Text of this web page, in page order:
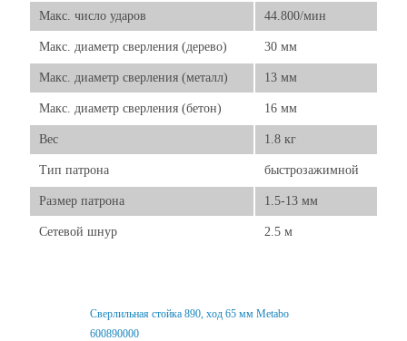
Макс. число ударов 44.800/мин
Макс. диаметр сверления (дерево) 30 мм
Макс. диаметр сверления (металл) 13 мм
Макс. диаметр сверления (бетон) 16 мм
Вес 1.8 кг
Тип патрона быстрозажимной
Размер патрона 1.5-13 мм
Сетевой шнур 2.5 м
Свеpлильная стойка 890, ход 65 мм Metabo
600890000